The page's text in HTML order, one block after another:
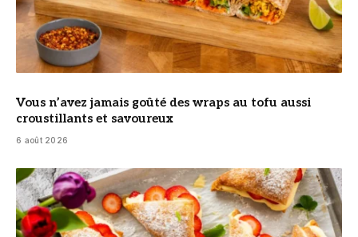
Vous n’avez jamais goûté des wraps au tofu aussi
croustillants et savoureux
6 août 2026
© DR